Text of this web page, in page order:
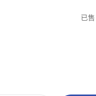
已